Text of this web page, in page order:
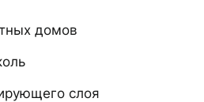
домов
слоя